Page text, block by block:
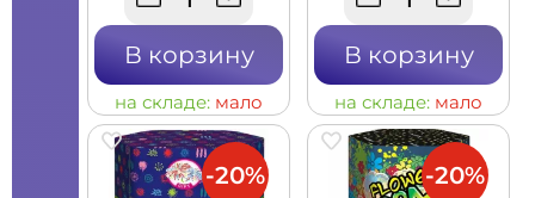
В корзину
на складе: мало
В корзину
на складе: мало
-20% -20%